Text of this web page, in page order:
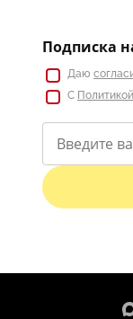
Подписка
Даю
С Политикой